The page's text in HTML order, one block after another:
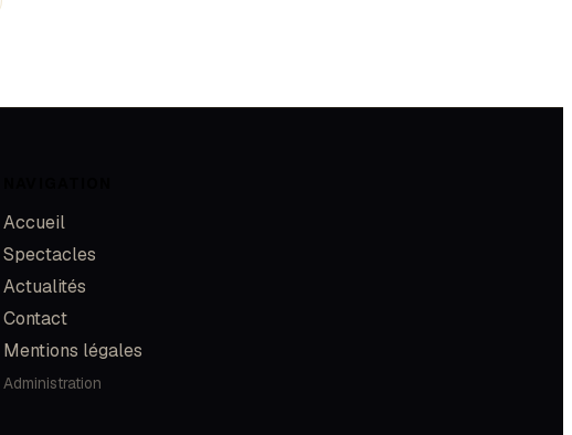
Accueil
Spectacles
Actualités
Contact
Mentions légales
Administration